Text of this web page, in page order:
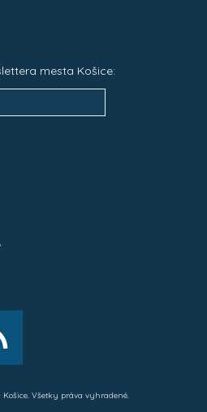
mesta Košice:
Všetky práva vyhradené.